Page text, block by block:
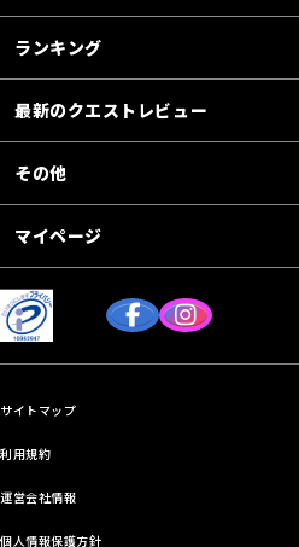
ランキング
最新のクエストレビュー
その他
マイページ
サイトマップ
利用規約
運営会社情報
個人情報保護方針